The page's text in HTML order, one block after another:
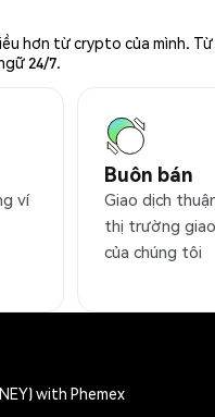
hơn từ crypto của
24/7.
ví
Buôn bán
Giao dịch
thị trường
của chúng tôi
with Phemex